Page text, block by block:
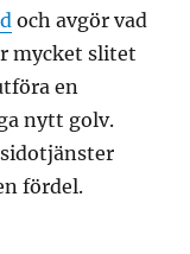
och avgör vad
mycket slitet
en
nytt golv.
fördel.